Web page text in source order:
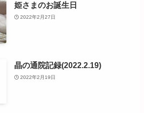
姫さまのお誕生日
2022年2月27日
晶の通院記録(2022.2.19)
2022年2月19日